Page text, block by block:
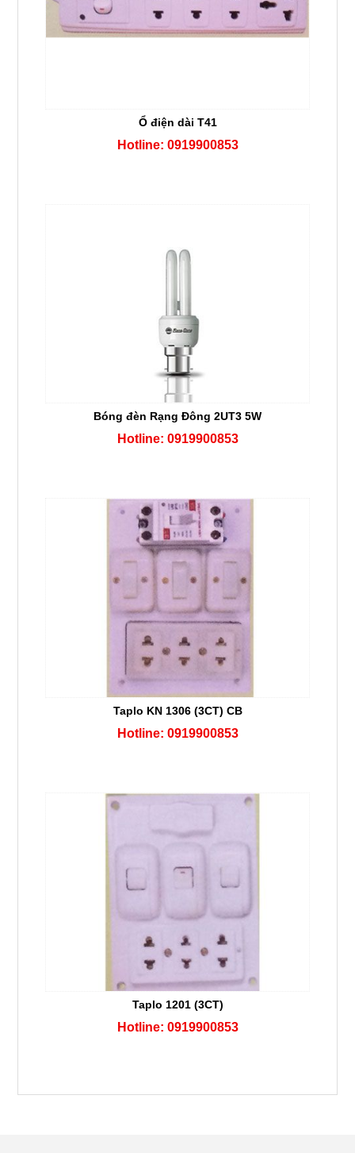
Ổ điện dài T41
Hotline: 0919900853
Bóng đèn Rạng Đông 2UT3 5W
Hotline: 0919900853
Taplo KN 1306 (3CT) CB
Hotline: 0919900853
Taplo 1201 (3CT)
Hotline: 0919900853